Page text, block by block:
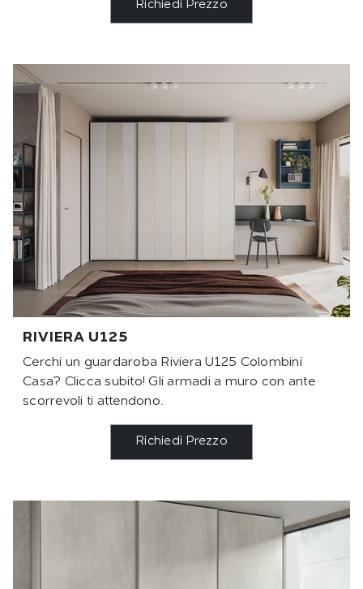
Richiedi Prezzo
RIVIERA U125
Cerchi un guardaroba Riviera U125 Colombini
Casa? Clicca subito! Gli armadi a muro con ante
scorrevoli ti attendono.
Richiedi Prezzo